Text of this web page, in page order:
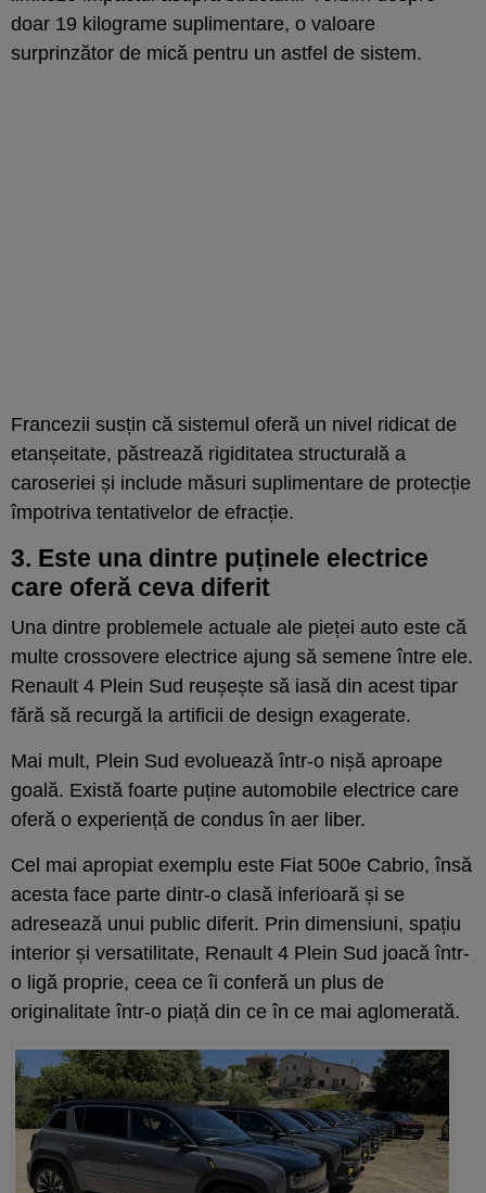
doar 19 kilograme suplimentare, o valoare
surprinzător de mică pentru un astfel de sistem.
Francezii susțin că sistemul oferă un nivel ridicat de
etanșeitate, păstrează rigiditatea structurală a
caroseriei și include măsuri suplimentare de protecție
împotriva tentativelor de efracție.
3. Este una dintre puținele electrice
care oferă ceva diferit
Una dintre problemele actuale ale pieței auto este că
multe crossovere electrice ajung să semene între ele.
Renault 4 Plein Sud reușește să iasă din acest tipar
fără să recurgă la artificii de design exagerate.
Mai mult, Plein Sud evoluează într-o nișă aproape
goală. Există foarte puține automobile electrice care
oferă o experiență de condus în aer liber.
Cel mai apropiat exemplu este Fiat 500e Cabrio, însă
acesta face parte dintr-o clasă inferioară și se
adresează unui public diferit. Prin dimensiuni, spațiu
interior și versatilitate, Renault 4 Plein Sud joacă într-
o ligă proprie, ceea ce îi conferă un plus de
originalitate într-o piață din ce în ce mai aglomerată.